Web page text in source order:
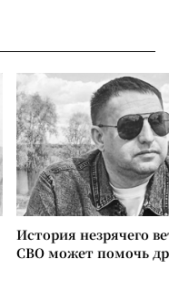
История незрячего
СВО может помочь